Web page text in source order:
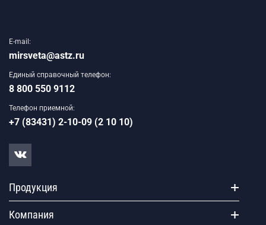
E-mail:
mirsveta@astz.ru
Единый справочный телефон:
8 800 550 9112
Телефон приемной:
+7 (83431) 2-10-09 (2 10 10)
Продукция
Компания